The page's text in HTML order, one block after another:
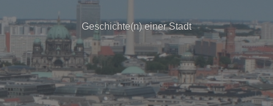
Geschichte(n) einer Stadt